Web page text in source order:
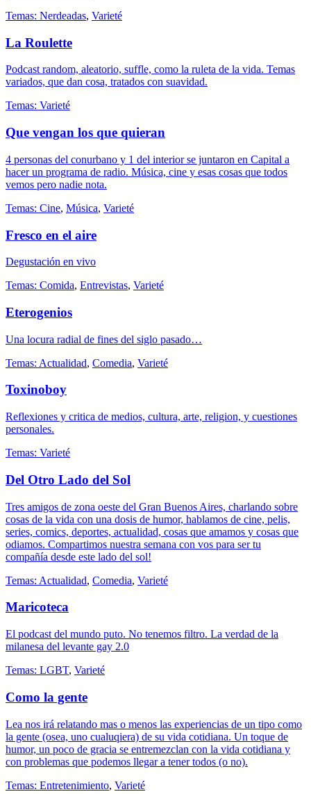
Temas: Nerdeadas, Varieté
La Roulette
Podcast random, aleatorio, suffle, como la ruleta de la vida. Temas
variados, que dan cosa, tratados con suavidad.
Temas: Varieté
Que vengan los que quieran
4 personas del conurbano y 1 del interior se juntaron en Capital a
hacer un programa de radio. Música, cine y esas cosas que todos
vemos pero nadie nota.
Temas: Cine, Música, Varieté
Fresco en el aire
Degustación en vivo
Temas: Comida, Entrevistas, Varieté
Eterogenios
Una locura radial de fines del siglo pasado…
Temas: Actualidad, Comedia, Varieté
Toxinoboy
Reflexiones y critica de medios, cultura, arte, religion, y cuestiones
personales.
Temas: Varieté
Del Otro Lado del Sol
Tres amigos de zona oeste del Gran Buenos Aires, charlando sobre
cosas de la vida con una dosis de humor, hablamos de cine, pelis,
series, comics, deportes, actualidad, cosas que amamos y cosas que
odiamos. Compartimos nuestra semana con vos para ser tu
compañía desde este lado del sol!
Temas: Actualidad, Comedia, Varieté
Maricoteca
El podcast del mundo puto. No tenemos filtro. La verdad de la
milanesa del levante gay 2.0
Temas: LGBT, Varieté
Como la gente
Lea nos irá relatando mas o menos las experiencias de un tipo como
la gente (osea, uno cualuqiera) de su vida cotidiana. Un toque de
humor, un poco de gracia se entremezclan con la vida cotidiana y
con problemas que podemos llegar a tener todos (o no).
Temas: Entretenimiento, Varieté